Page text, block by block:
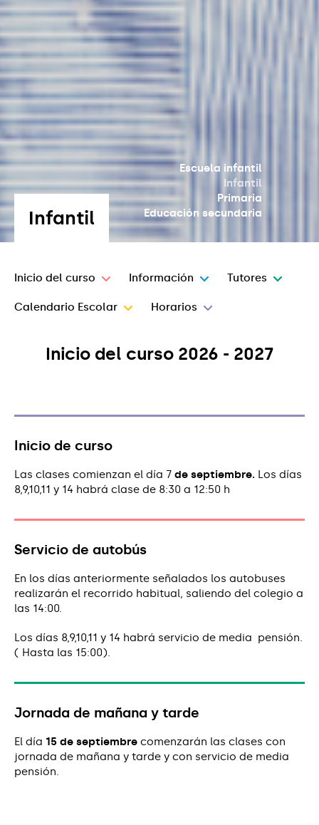
Escuela infantil
Infantil
Primaria
Educación secundaria
Infantil
Inicio del curso Información Tutores
Calendario Escolar Horarios
Inicio del curso 2026 - 2027
Inicio de curso
Las clases comienzan el día 7 de septiembre. Los días
8,9,10,11 y 14 habrá clase de 8:30 a 12:50 h
Servicio de autobús
En los días anteriormente señalados los autobuses
realizarán el recorrido habitual, saliendo del colegio a
las 14:00.
Los días 8,9,10,11 y 14 habrá servicio de media pensión.
( Hasta las 15:00).
Jornada de mañana y tarde
El día 15 de septiembre comenzarán las clases con
jornada de mañana y tarde y con servicio de media
pensión.